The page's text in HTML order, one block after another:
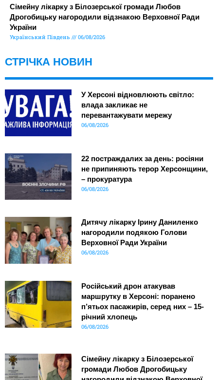
Сімейну лікарку з Білозерської громади Любов
Дрогобицьку нагородили відзнакою Верховної Ради
України
Український Південь 06/08/2026
СТРІЧКА НОВИН
У Херсоні відновлюють світло:
влада закликає не
перевантажувати мережу
06/08/2026
22 постраждалих за день: росіяни
не припиняють терор Херсонщини,
– прокуратура
06/08/2026
Дитячу лікарку Ірину Даниленко
нагородили подякою Голови
Верховної Ради України
06/08/2026
Російський дрон атакував
маршрутку в Херсоні: поранено
п’ятьох пасажирів, серед них – 15-
річний хлопець
06/08/2026
Сімейну лікарку з Білозерської
громади Любов Дрогобицьку